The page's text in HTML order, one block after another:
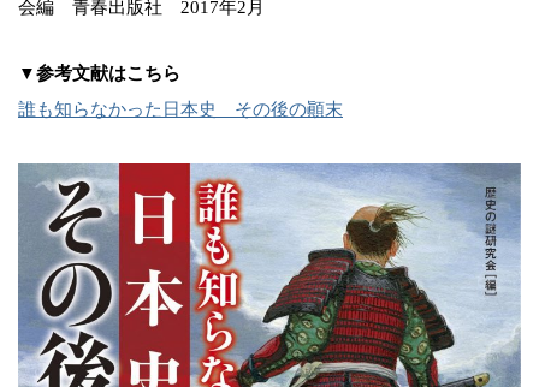
会編 青春出版社 2017年2月
▼参考文献はこちら
誰も知らなかった日本史 その後の顚末